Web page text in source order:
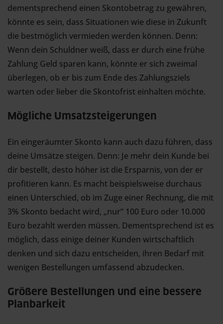
dementsprechend einen Skontobetrag zu gewähren,
könnte es sein, dass Situationen wie diese in Zukunft
die bestmöglich vermieden werden können. Denn:
Wenn dein Schuldner weiß, dass er durch eine frühe
Zahlung Geld sparen kann, könnte er sich zweimal
überlegen, ob er bis zum Ende des Zahlungsziels
warten oder lieber die Skontofrist einhalten möchte.
Mögliche Umsatzsteigerungen
Ein eingeräumter Skonto kann auch dazu führen, dass
deine Umsätze steigen. Denn: Je mehr dein Kunde bei
dir bestellt, desto höher ist die Ersparnis, von der er
profitieren kann. Es macht beispielsweise durchaus
einen Unterschied, ob im Zuge einer Rechnung, die mit
3% Skonto bedacht wird, „nur“ 100 Euro oder 10.000
Euro bezahlt werden müssen. Dementsprechend ist es
möglich, dass einige deiner Kunden wirtschaftlich
denken und sich dazu entscheiden, ihren Bedarf mit
wenigen Bestellungen umfassend abzudecken.
Größere Bestellungen und eine bessere
Planbarkeit